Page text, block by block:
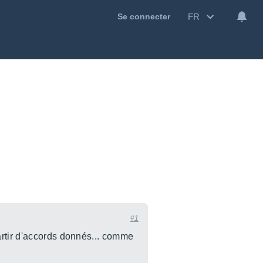
Se connecter FR
#1
d'accords donnés... comme